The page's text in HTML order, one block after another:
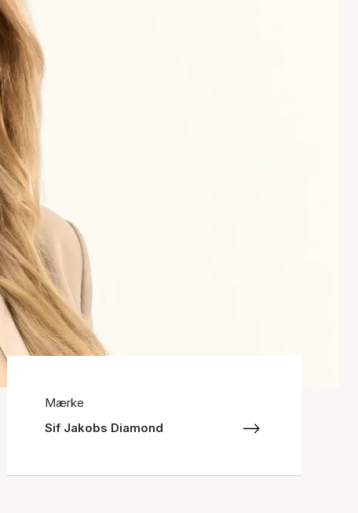
Mærke
Sif Jakobs Diamond